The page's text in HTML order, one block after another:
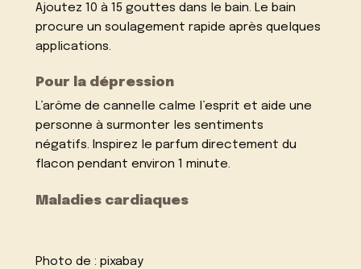
Ajoutez 10 à 15 gouttes dans le bain. Le bain
procure un soulagement rapide après quelques
applications.
Pour la dépression
L’arôme de cannelle calme l’esprit et aide une
personne à surmonter les sentiments
négatifs. Inspirez le parfum directement du
flacon pendant environ 1 minute.
Maladies cardiaques
Photo de :pixabay